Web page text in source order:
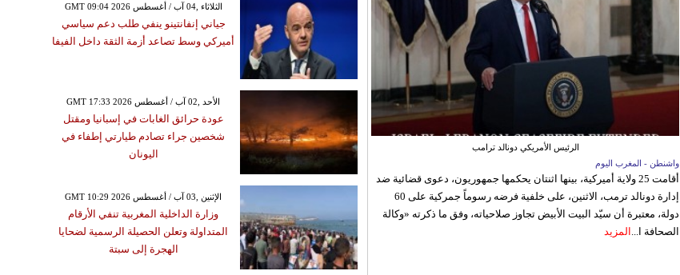
الرئيس الأمريكي دونالد ترامب
واشنطن - المغرب اليوم
أقامت 25 ولاية أميركية، بينها اثنتان يحكمها جمهوريون، دعوى قضائية ضد
إدارة دونالد ترمب، الاثنين، على خلفية فرضه رسوماً جمركية على 60
دولة، معتبرة أن سيّد البيت الأبيض تجاوز صلاحياته، وفق ما ذكرته «وكالة
الصحافة ا... المزيد
GMT 09:04 2026 الثلاثاء ,04 آب / أغسطس
جياني إنفانتينو ينفي طلب دعم سياسي
أميركي وسط تصاعد أزمة الثقة داخل الفيفا
GMT 17:33 2026 الأحد ,02 آب / أغسطس
عودة حرائق الغابات في إسبانيا ومقتل
شخصين جراء تصادم طيارتي إطفاء في
اليونان
GMT 10:29 2026 الإثنين ,03 آب / أغسطس
وزارة الداخلية المغربية تنفي الأرقام
المتداولة وتعلن الحصيلة الرسمية لضحايا
الهجرة إلى سبتة